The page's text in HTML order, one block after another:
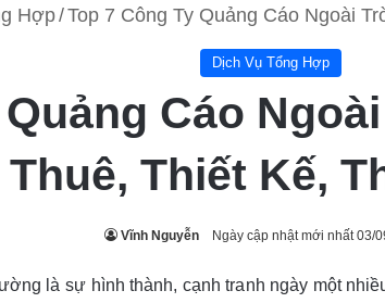
Hợp/Top 7 Công Ty Quảng Cáo Ngoài
Dịch Vụ Tổng Hợp
Cáo
Thuê, Thiết Kế,
Vĩnh Nguyễn Ngày cập nhật mới nhất 03/
là sự hình thành, cạnh tranh ngày một